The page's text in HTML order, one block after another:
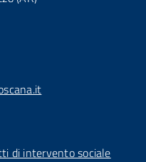
di intervento sociale